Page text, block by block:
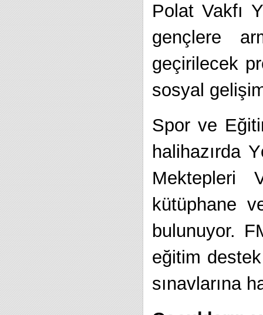
Polat Vakfı
gençlere
geçirilecek
sosyal
Spor ve
halihazırda
Mektepleri
kütüphane
bulunuyor.
eğitim
sınavlarına